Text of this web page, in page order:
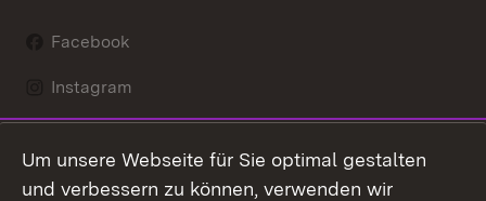
Facebook
Instagram
Mastodon
Um unsere Webseite für Sie optimal gestalten
und verbessern zu können, verwenden wir